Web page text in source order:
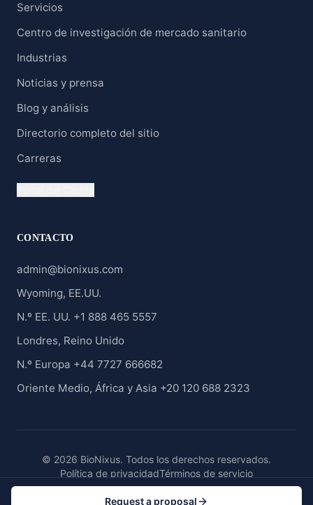
Servicios
Centro de investigación de mercado sanitario
Industrias
Noticias y prensa
Blog y análisis
Directorio completo del sitio
Carreras
CONTACTO
admin@bionixus.com
Wyoming, EE.UU.
N.º EE. UU. +1 888 465 5557
Londres, Reino Unido
N.º Europa +44 7727 666682
Oriente Medio, África y Asia +20 120 688 2323
© 2026 BioNixus. Todos los derechos reservados.
Política de privacidadTérminos de servicio
Request a proposal